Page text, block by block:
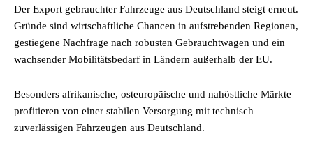
Der Export gebrauchter Fahrzeuge aus Deutschland steigt erneut.
Gründe sind wirtschaftliche Chancen in aufstrebenden Regionen,
gestiegene Nachfrage nach robusten Gebrauchtwagen und ein
wachsender Mobilitätsbedarf in Ländern außerhalb der EU.
Besonders afrikanische, osteuropäische und nahöstliche Märkte
profitieren von einer stabilen Versorgung mit technisch
zuverlässigen Fahrzeugen aus Deutschland.